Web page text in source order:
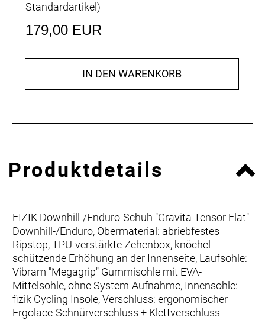
Standardartikel)
179,00 EUR
IN DEN WARENKORB
Produktdetails
FIZIK Downhill-/Enduro-Schuh "Gravita Tensor Flat"
Downhill-/Enduro, Obermaterial: abriebfestes
Ripstop, TPU-verstärkte Zehenbox, knöchel-
schützende Erhöhung an der Innenseite, Laufsohle:
Vibram "Megagrip" Gummisohle mit EVA-
Mittelsohle, ohne System-Aufnahme, Innensohle:
fizik Cycling Insole, Verschluss: ergonomischer
Ergolace-Schnürverschluss + Klettverschluss